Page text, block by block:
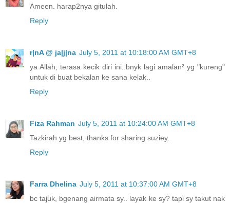
Ameen. harap2nya gitulah.
Reply
r|nA @ ja|j|na July 5, 2011 at 10:18:00 AM GMT+8
ya Allah, terasa kecik diri ini..bnyk lagi amalan² yg "kureng"
untuk di buat bekalan ke sana kelak..
Reply
Fiza Rahman July 5, 2011 at 10:24:00 AM GMT+8
Tazkirah yg best, thanks for sharing suziey.
Reply
Farra Dhelina July 5, 2011 at 10:37:00 AM GMT+8
bc tajuk, bgenang airmata sy.. layak ke sy? tapi sy takut nak